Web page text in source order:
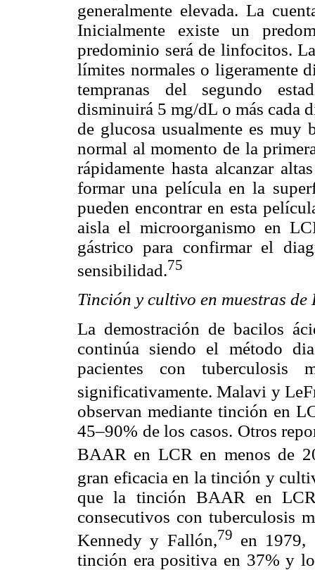
generalmente elevada. La
Inicialmente existe un
predominio será de linfocitos.
límites normales o ligeramente
tempranas del segundo
disminuirá 5 mg/dL o más cada
de glucosa usualmente es muy
normal al momento de la
rápidamente hasta alcanzar
formar una película en la
pueden encontrar en esta
aisla el microorganismo en
gástrico para confirmar el
sensibilidad.75
Tinción y cultivo en muestras de
La demostración de bacilos
continúa siendo el método
pacientes con tuberculosis
significativamente. Malavi y
observan mediante tinción en
45–90% de los casos. Otros
BAAR en LCR en menos de
gran eficacia en la tinción y
que la tinción BAAR en
consecutivos con tuberculosis
Kennedy y Fallón,79 en 1979,
tinción era positiva en 37% y